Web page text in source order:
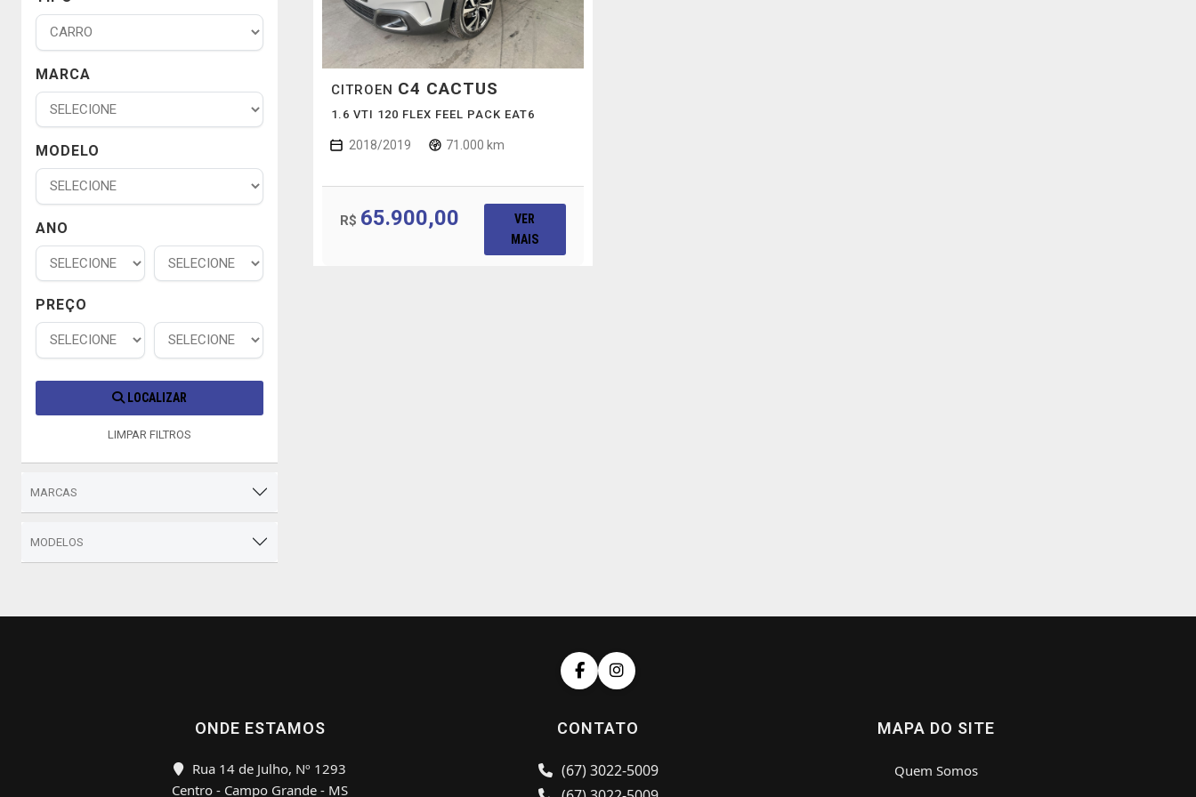
MARCA
MODELO
ANO
PREÇO
LOCALIZAR
LIMPAR FILTROS
MARCAS
MODELOS
CITROEN C4 CACTUS
1.6 VTI 120 FLEX FEEL PACK EAT6
2018/2019 71.000 km
R$ 65.900,00
VER
MAIS
ONDE ESTAMOS
Rua 14 de Julho, Nº 1293
Centro - Campo Grande - MS
CONTATO
(67) 3022-5009
MAPA DO SITE
Quem Somos